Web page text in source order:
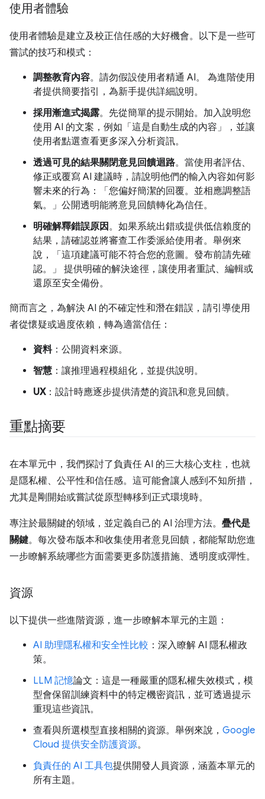
使用者體驗
使用者體驗是建立及校正信任感的大好機會。以下是一些可
嘗試的技巧和模式：
調整教育內容。請勿假設使用者精通 AI。 為進階使用
者提供簡要指引，為新手提供詳細說明。
採用漸進式揭露。先從簡單的提示開始。加入說明您
使用 AI 的文案，例如「這是自動生成的內容」，並讓
使用者點選查看更多深入分析資訊。
透過可見的結果關閉意見回饋迴路。當使用者評估、
修正或覆寫 AI 建議時，請說明他們的輸入內容如何影
響未來的行為：「您偏好簡潔的回覆。並相應調整語
氣。」公開透明能將意見回饋轉化為信任。
明確解釋錯誤原因 。如果系統出錯或提供低信賴度的
結果，請確認並將審查工作委派給使用者。舉例來
說，「這項建議可能不符合您的意圖。發布前請先確
認。」 提供明確的解決途徑，讓使用者重試、編輯或
還原至安全備份。
簡而言之，為解決 AI 的不確定性和潛在錯誤，請引導使用
者從懷疑或過度依賴，轉為適當信任：
資料：公開資料來源。
智慧 ：讓推理過程模組化，並提供說明。
UX：設計時應逐步提供清楚的資訊和意見回饋。
重點摘要
在本單元中，我們探討了負責任 AI 的三大核心支柱，也就
是隱私權、公平性和信任感。這可能會讓人感到不知所措，
尤其是剛開始或嘗試從原型轉移到正式環境時。
專注於最關鍵的領域，並定義自己的 AI 治理方法。 疊代是
關鍵。每次發布版本和收集使用者意見回饋，都能幫助您進
一步瞭解系統哪些方面需要更多防護措施、透明度或彈性。
資源
以下提供一些進階資源，進一步瞭解本單元的主題：
AI 助理隱私權和安全性比較 ：深入瞭解 AI 隱私權政
策。
LLM 記憶論文：這是一種嚴重的隱私權失效模式，模
型會保留訓練資料中的特定機密資訊，並可透過提示
重現這些資訊。
查看與所選模型直接相關的資源。舉例來說， Google
Cloud 提供安全防護資源。
負責任的 AI 工具包提供開發人員資源，涵蓋本單元的
所有主題。